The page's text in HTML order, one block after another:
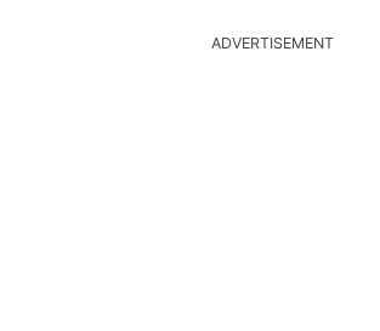
ADVERTISEMENT